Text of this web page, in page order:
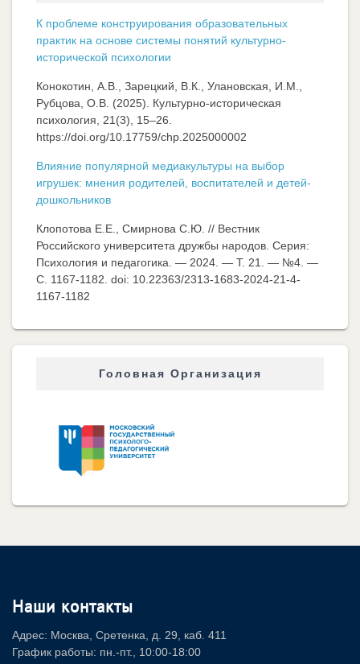
К проблеме конструирования образовательных
практик на основе системы понятий культурно-
исторической психологии
Конокотин, А.В., Зарецкий, В.К., Улановская, И.М.,
Рубцова, О.В. (2025). Культурно-историческая
психология, 21(3), 15–26.
https://doi.org/10.17759/chp.2025000002
Влияние популярной медиакультуры на выбор
игрушек: мнения родителей, воспитателей и детей-
дошкольников
Клопотова Е.Е., Смирнова С.Ю. // Вестник
Российского университета дружбы народов. Серия:
Психология и педагогика. — 2024. — Т. 21. — №4. —
C. 1167-1182. doi: 10.22363/2313-1683-2024-21-4-
1167-1182
Головная Организация
Наши контакты
Адрес: Москва, Сретенка, д. 29, каб. 411
График работы: пн.-пт., 10:00-18:00